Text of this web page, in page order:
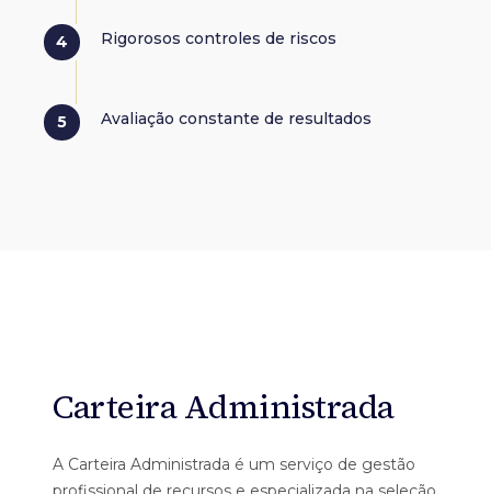
Rigorosos controles de riscos
Avaliação constante de resultados
Carteira Administrada
A Carteira Administrada é um serviço de gestão